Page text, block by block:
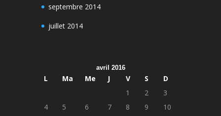
septembre 2014
juillet 2014
avril 2016
L Ma Me J V S D
1 2
3
4
5 6 7 8 9
10